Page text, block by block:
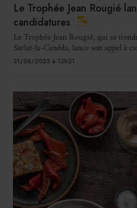
Le Trophée Jean Rougié
candidatures
Le Trophée Jean Rougié, qui se
Sarlat-la-Canéda, lance son appel à
31/08/2023 à 12h21